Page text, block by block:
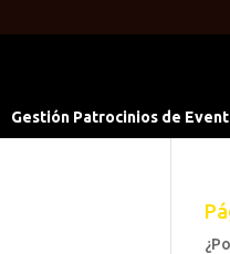
Gestión Patrocinios de